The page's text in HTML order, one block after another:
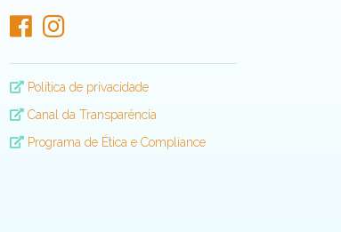
Política de privacidade
Canal da Transparência
Programa de Ética e Compliance